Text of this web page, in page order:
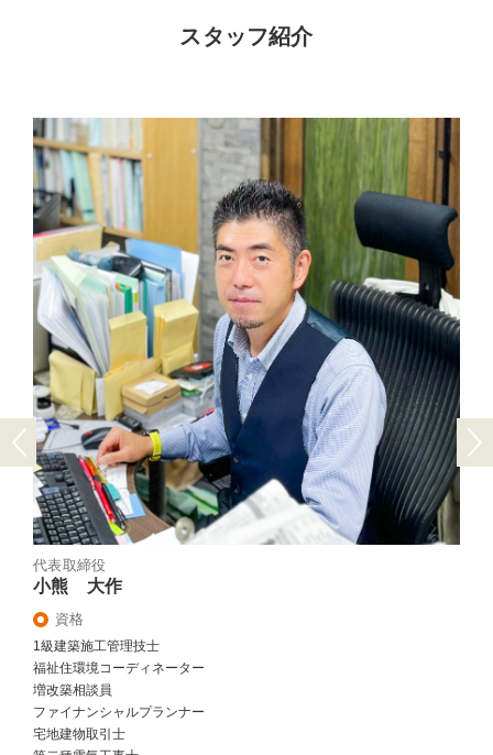
スタッフ紹介
Previous
代表取締役
小熊 大作
資格
1級建築施工管理技士
福祉住環境コーディネーター
増改築相談員
ファイナンシャルプランナー
宅地建物取引士
Next